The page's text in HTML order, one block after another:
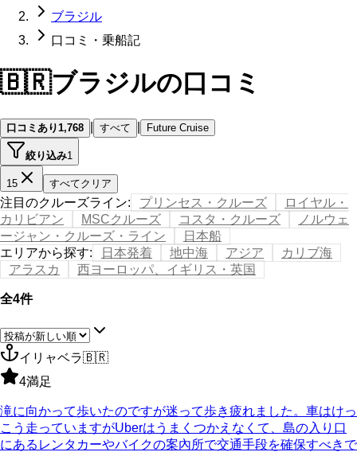
ブラジル
口コミ・乗船記
🇧🇷ブラジルの口コミ
口コミあり1,768 すべて Future Cruise
絞り込み1
15 すべてクリア
注目のクルーズライン: プリンセス・クルーズ
ロイヤル・
カリビアン
MSCクルーズ コスタ・クルーズ
ノルウェ
ージャン・クルーズ・ライン
日本船
エリアから探す: 日本発着 地中海 アジア
カリブ海
アラスカ
西ヨーロッパ、イギリス・英国
全4件
イリャベラ🇧🇷
4満足
滝に向かって歩いたのですが迷って歩き疲れました。車はけっ
こう走っていますがUberはうまくつかえなくて、島の入り口
にあるレンタカーやバイクの案內所で交通手段を確保すべきで